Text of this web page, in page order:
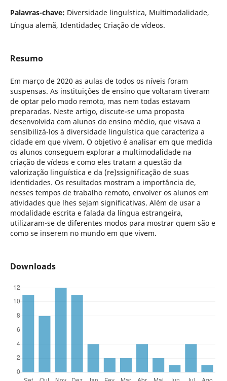
Palavras-chave: Diversidade linguística, Multimodalidade,
Língua alemã, Identidadeç Criação de vídeos.
Resumo
Em março de 2020 as aulas de todos os níveis foram
suspensas. As instituições de ensino que voltaram tiveram
de optar pelo modo remoto, mas nem todas estavam
preparadas. Neste artigo, discute-se uma proposta
desenvolvida com alunos do ensino médio, que visava a
sensibilizá-los à diversidade linguística que caracteriza a
cidade em que vivem. O objetivo é analisar em que medida
os alunos conseguem explorar a multimodalidade na
criação de vídeos e como eles tratam a questão da
valorização linguística e da (re)ssignificação de suas
identidades. Os resultados mostram a importância de,
nesses tempos de trabalho remoto, envolver os alunos em
atividades que lhes sejam significativas. Além de usar a
modalidade escrita e falada da língua estrangeira,
utilizaram-se de diferentes modos para mostrar quem são e
como se inserem no mundo em que vivem.
Downloads